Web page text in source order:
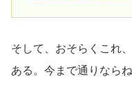
そして、おそらくこれ
ある。今まで通りならね